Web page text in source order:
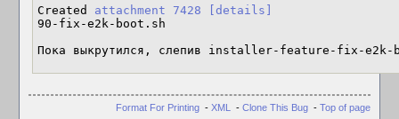
Created attachment 7428
[details]
90-fix-e2k-boot.sh
Пока выкрутился, слепив installer-feature-fix-e2k-
Format For Printing - XML - Clone This Bug - Top of page